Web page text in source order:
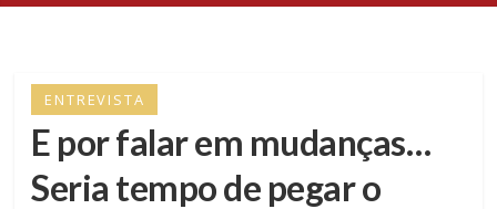
ENTREVISTA
E por falar em mudanças…
Seria tempo de pegar o